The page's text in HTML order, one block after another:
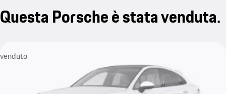
Questa Porsche è stata venduta.
venduto